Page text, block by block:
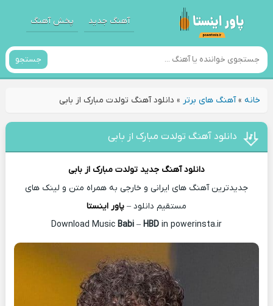
آهنگ جدید پخش آهنگ
جستجو
خانه»آهنگ های برتر » دانلود آهنگ تولدت مبارک از بابی
دانلود آهنگ تولدت مبارک از بابی
دانلود آهنگ جدید تولدت مبارک از بابی
جدیدترین آهنگ های ایرانی و خارجی به همراه متن و لینک های
مستقیم دانلود – پاور اینستا
Download Music
Babi– HBD in powerinsta.ir